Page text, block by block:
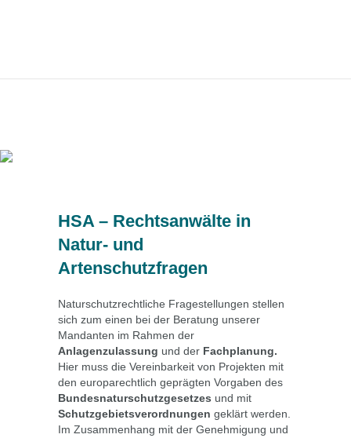
HSA – Rechtsanwälte in
Natur- und
Artenschutzfragen
Naturschutzrechtliche Fragestellungen stellen
sich zum einen bei der Beratung unserer
Mandanten im Rahmen der
Anlagenzulassung und der Fachplanung.
Hier muss die Vereinbarkeit von Projekten mit
den europarechtlich geprägten Vorgaben des
Bundesnaturschutzgesetzes und mit
Schutzgebietsverordnungen geklärt werden.
Im Zusammenhang mit der Genehmigung und